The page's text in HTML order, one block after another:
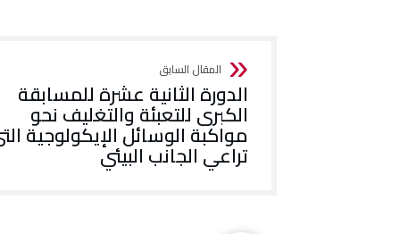
الدورة الثانية عشرة للمسابقة
الكبرى للتعبئة والتغليف نحو
مواكبة الوسائل الإيكولوجية
تراعي الجانب البيئي